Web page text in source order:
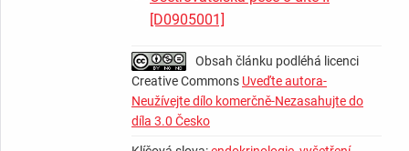
[D0905001]
Obsah článku podléhá licenci
Creative Commons Uveďte autora-
Neužívejte dílo komerčně-Nezasahujte do
díla 3.0 Česko